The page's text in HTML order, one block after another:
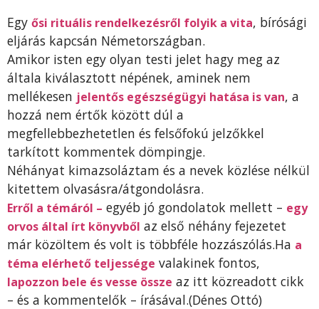
Egy ősi rituális rendelkezésről folyik a vita, bírósági
eljárás kapcsán Németországban.
Amikor isten egy olyan testi jelet hagy meg az
általa kiválasztott népének, aminek nem
mellékesen jelentős egészségügyi hatása is van, a
hozzá nem értők között dúl a
megfellebbezhetetlen és felsőfokú jelzőkkel
tarkított kommentek dömpingje.
Néhányat kimazsoláztam és a nevek közlése nélkül
kitettem olvasásra/átgondolásra.
Erről a témáról – egyéb jó gondolatok mellett – egy
orvos által írt könyvből az első néhány fejezetet
már közöltem és volt is többféle hozzászólás.Ha a
téma elérhető teljessége valakinek fontos,
lapozzon bele és vesse össze az itt közreadott cikk
– és a kommentelők – írásával.(Dénes Ottó)